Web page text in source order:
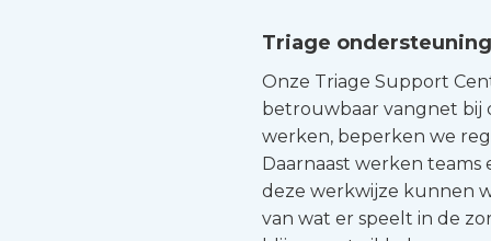
Triage ondersteuning
Onze Triage Support
betrouwbaar vangnet bij
werken, beperken we
Daarnaast werken
deze werkwijze kunnen
van wat er speelt in de